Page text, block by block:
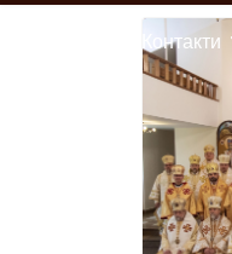
Контакти